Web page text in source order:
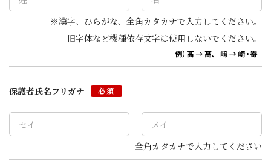
※漢字、ひらがな、全角カタカナで入力してください。
旧字体など機種依存文字は使用しないでください。
保護者氏名フリガナ 必須
全角カタカナで入力してください